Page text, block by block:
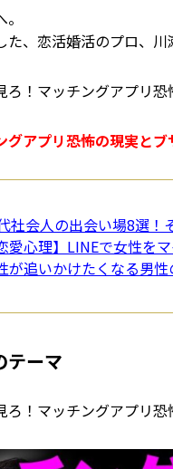
、恋活婚活のプロ、川
ろ！マッチングアプリ
グアプリ恐怖の現実と
社会人の出会い場8選！
愛心理】LINEで女性を
が追いかけたくなる男
テーマ
ろ！マッチングアプリ恐